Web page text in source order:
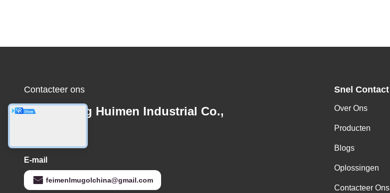
Contacteer ons
Guangdong Huimen Industrial Co.,
E-mail
feimenlmugolchina@gmail.com
Snel Contact
Over Ons
Producten
Blogs
Oplossingen
Contacteer Ons